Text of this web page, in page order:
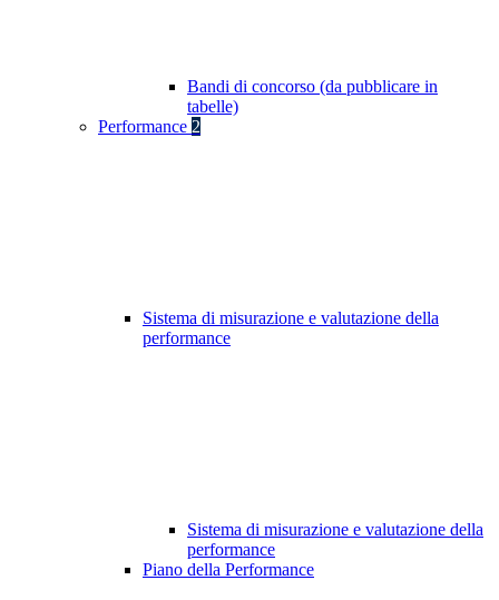
Bandi di concorso (da pubblicare in
tabelle)
Performance 2
Sistema di misurazione e valutazione della
performance
Sistema di misurazione e valutazione della
performance
Piano della Performance